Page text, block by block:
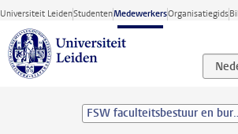
Ga direct naar de inhoud
Universiteit LeidenStudentenMedewerkersOrganisatiegids
FSW